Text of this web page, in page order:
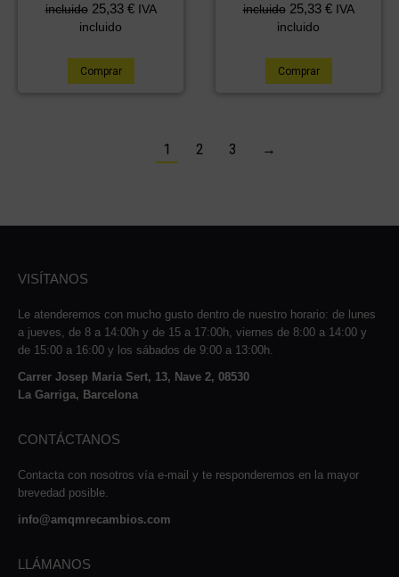
incluido 25,33 € IVA
incluido
Comprar
incluido 25,33 € IVA
incluido
Comprar
1 2 3 →
VISÍTANOS
Le atenderemos con mucho gusto dentro de nuestro horario: de lunes
a jueves, de 8 a 14:00h y de 15 a 17:00h, viernes de 8:00 a 14:00 y
de 15:00 a 16:00 y los sábados de 9:00 a 13:00h.
Carrer Josep Maria Sert, 13, Nave 2, 08530
La Garriga, Barcelona
CONTÁCTANOS
Contacta con nosotros vía e-mail y te responderemos en la mayor
brevedad posible.
info@amqmrecambios.com
LLÁMANOS